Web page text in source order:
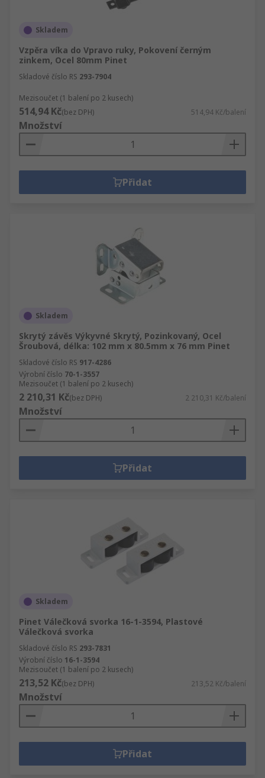
Skladem
Vzpěra víka do Vpravo ruky, Pokovení černým
zinkem, Ocel 80mm Pinet
Skladové číslo RS 293-7904
Mezisoučet (1 balení po 2 kusech)
514,94 Kč(bez DPH) 514,94 Kč/balení
Množství
Přidat
Skladem
Skrytý závěs Výkyvné Skrytý, Pozinkovaný, Ocel
Šroubová, délka: 102 mm x 80.5mm x 76 mm Pinet
Skladové číslo RS 917-4286
Výrobní číslo 70-1-3557
Mezisoučet (1 balení po 2 kusech)
2 210,31 Kč(bez DPH) 2 210,31 Kč/balení
Množství
Přidat
Skladem
Pinet Válečková svorka 16-1-3594, Plastové
Válečková svorka
Skladové číslo RS 293-7831
Výrobní číslo 16-1-3594
Mezisoučet (1 balení po 2 kusech)
213,52 Kč(bez DPH) 213,52 Kč/balení
Množství
Přidat